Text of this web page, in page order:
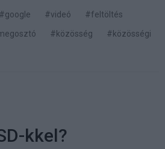
#google #videó
#feltöltés
#közösség
#közösségi
kkel?